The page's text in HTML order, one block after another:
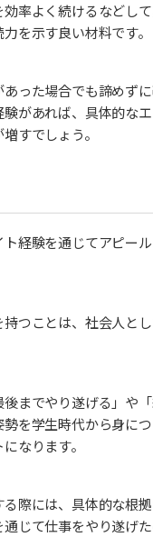
率よく続けるなどし
を示す良い材料です。
あった場合でも諦めず
があれば、具体的な
すでしょう。
経験を通じてアピー
つことは、社会人と
後までやり遂げる」や
勢を学生時代から身に
なります。
際には、具体的な根
じて仕事をやり遂げ